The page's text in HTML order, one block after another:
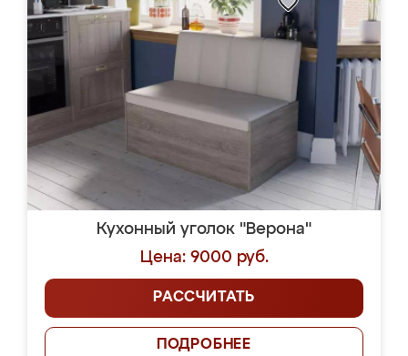
Кухонный уголок "Верона"
Цена: 9000 руб.
РАССЧИТАТЬ
ПОДРОБНЕЕ